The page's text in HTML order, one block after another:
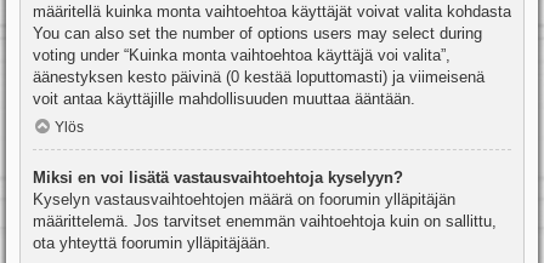
määritellä kuinka monta vaihtoehtoa käyttäjät voivat valita kohdasta
You can also set the number of options users may select during
voting under “Kuinka monta vaihtoehtoa käyttäjä voi valita”,
äänestyksen kesto päivinä (0 kestää loputtomasti) ja viimeisenä
voit antaa käyttäjille mahdollisuuden muuttaa ääntään.
Ylös
Miksi en voi lisätä vastausvaihtoehtoja kyselyyn?
Kyselyn vastausvaihtoehtojen määrä on foorumin ylläpitäjän
määrittelemä. Jos tarvitset enemmän vaihtoehtoja kuin on sallittu,
ota yhteyttä foorumin ylläpitäjään.